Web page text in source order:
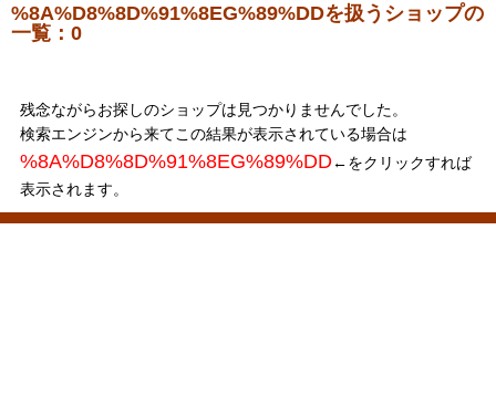
%8A%D8%8D%91%8EG%89%DDを扱うショップの
一覧：0
残念ながらお探しのショップは見つかりませんでした。
検索エンジンから来てこの結果が表示されている場合は
%8A%D8%8D%91%8EG%89%DD←をクリックすれば
表示されます。